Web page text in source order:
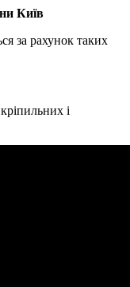
Київ
за рахунок таких
і